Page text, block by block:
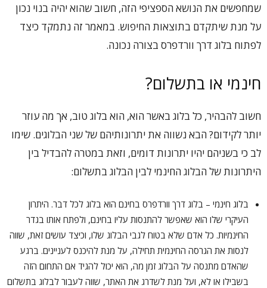
שמחפשים את הנושא הספציפי הזה, חשוב שהוא יהיה בנוי נכון
על מנת שיתקדם בתוצאות החיפוש. במאמר זה נתמקד כיצד
לפתוח בלוג דרך וורדפרס בצורה נכונה.
חינמי או בתשלום?
חשוב להבהיר, כל בלוג באשר הוא, הוא בלוג טוב, אך מה עוזר
יותר לקידום? הבא נשווה את יתרונותיהם של שני הבלוגים. שימו
לב כי בשניהם יהיו יתרונות דומים, וזאת במטרה להבדיל בין
היתרונות של הבלוג החינמי לבין הבלוג בתשלום:
בלוג חינמי – בלוג דרך וורדפרס בחינם הוא בלוג לכל דבר. היתרון
העיקרי שלו הוא שאפשר להתנסות עליו בחינם, ולפתח אותו בגדר
החינמיות. כל אדם שלא בטוח לגבי הבלוג שלו, וכיצד עושים זאת, שווה
לנסות את הגרסה החינמית תחילה, על מנת להיכנס לעניינים. ברגע
שהאדם מתנסה על הבלוג זמן מה, הוא יכול להגיד אם התחום הזה
בשבילו או לא, ועל מנת לשדרג את האתר, שווה לעבור לבלוג בתשלום